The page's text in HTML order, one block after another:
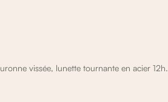
vissée, lunette tournante en acier 12h.